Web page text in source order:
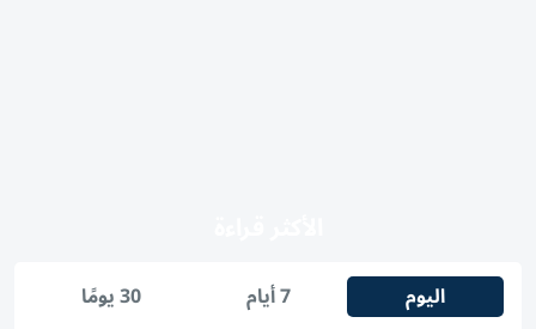
اليوم 7 أيام 30 يومًا